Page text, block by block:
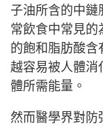
子油所含的中鏈
常飲食中常見的
的飽和脂肪酸
越容易被人體消
體所需能量。
然而醫學界對防